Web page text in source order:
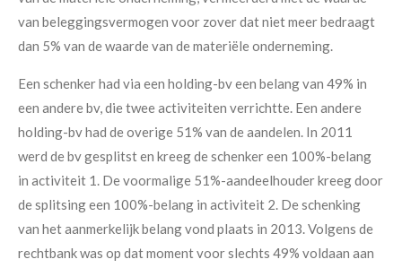
van beleggingsvermogen voor zover dat niet meer bedraagt
dan 5% van de waarde van de materiële onderneming.
Een schenker had via een holding-bv een belang van 49% in
een andere bv, die twee activiteiten verrichtte. Een andere
holding-bv had de overige 51% van de aandelen. In 2011
werd de bv gesplitst en kreeg de schenker een 100%-belang
in activiteit 1. De voormalige 51%-aandeelhouder kreeg door
de splitsing een 100%-belang in activiteit 2. De schenking
van het aanmerkelijk belang vond plaats in 2013. Volgens de
rechtbank was op dat moment voor slechts 49% voldaan aan